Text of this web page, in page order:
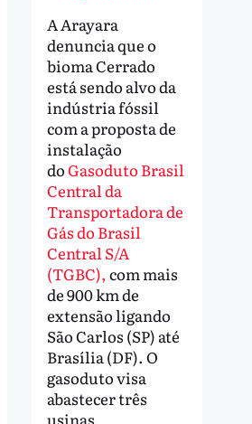
A Arayara
denuncia que o
bioma Cerrado
está sendo alvo da
indústria fóssil
com a proposta de
instalação
doGasoduto Brasil
Central da
Transportadora de
Gás do Brasil
Central S/A
(TGBC), com mais
de 900 km de
extensão ligando
São Carlos (SP) até
Brasília (DF). O
gasoduto visa
abastecer três
usinas